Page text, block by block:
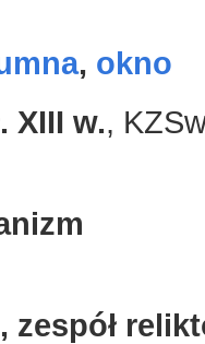
, okno
XIII w.,
, zespół